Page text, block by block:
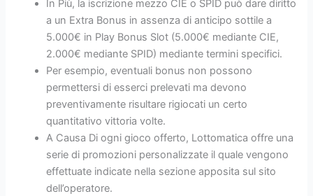
In Più, la iscrizione mezzo CIE o SPID può dare diritto
a un Extra Bonus in assenza di anticipo sottile a
5.000€ in Play Bonus Slot (5.000€ mediante CIE,
2.000€ mediante SPID) mediante termini specifici.
Per esempio, eventuali bonus non possono
permettersi di esserci prelevati ma devono
preventivamente risultare rigiocati un certo
quantitativo vittoria volte.
A Causa Di ogni gioco offerto, Lottomatica offre una
serie di promozioni personalizzate il quale vengono
effettuate indicate nella sezione apposita sul sito
dell’operatore.